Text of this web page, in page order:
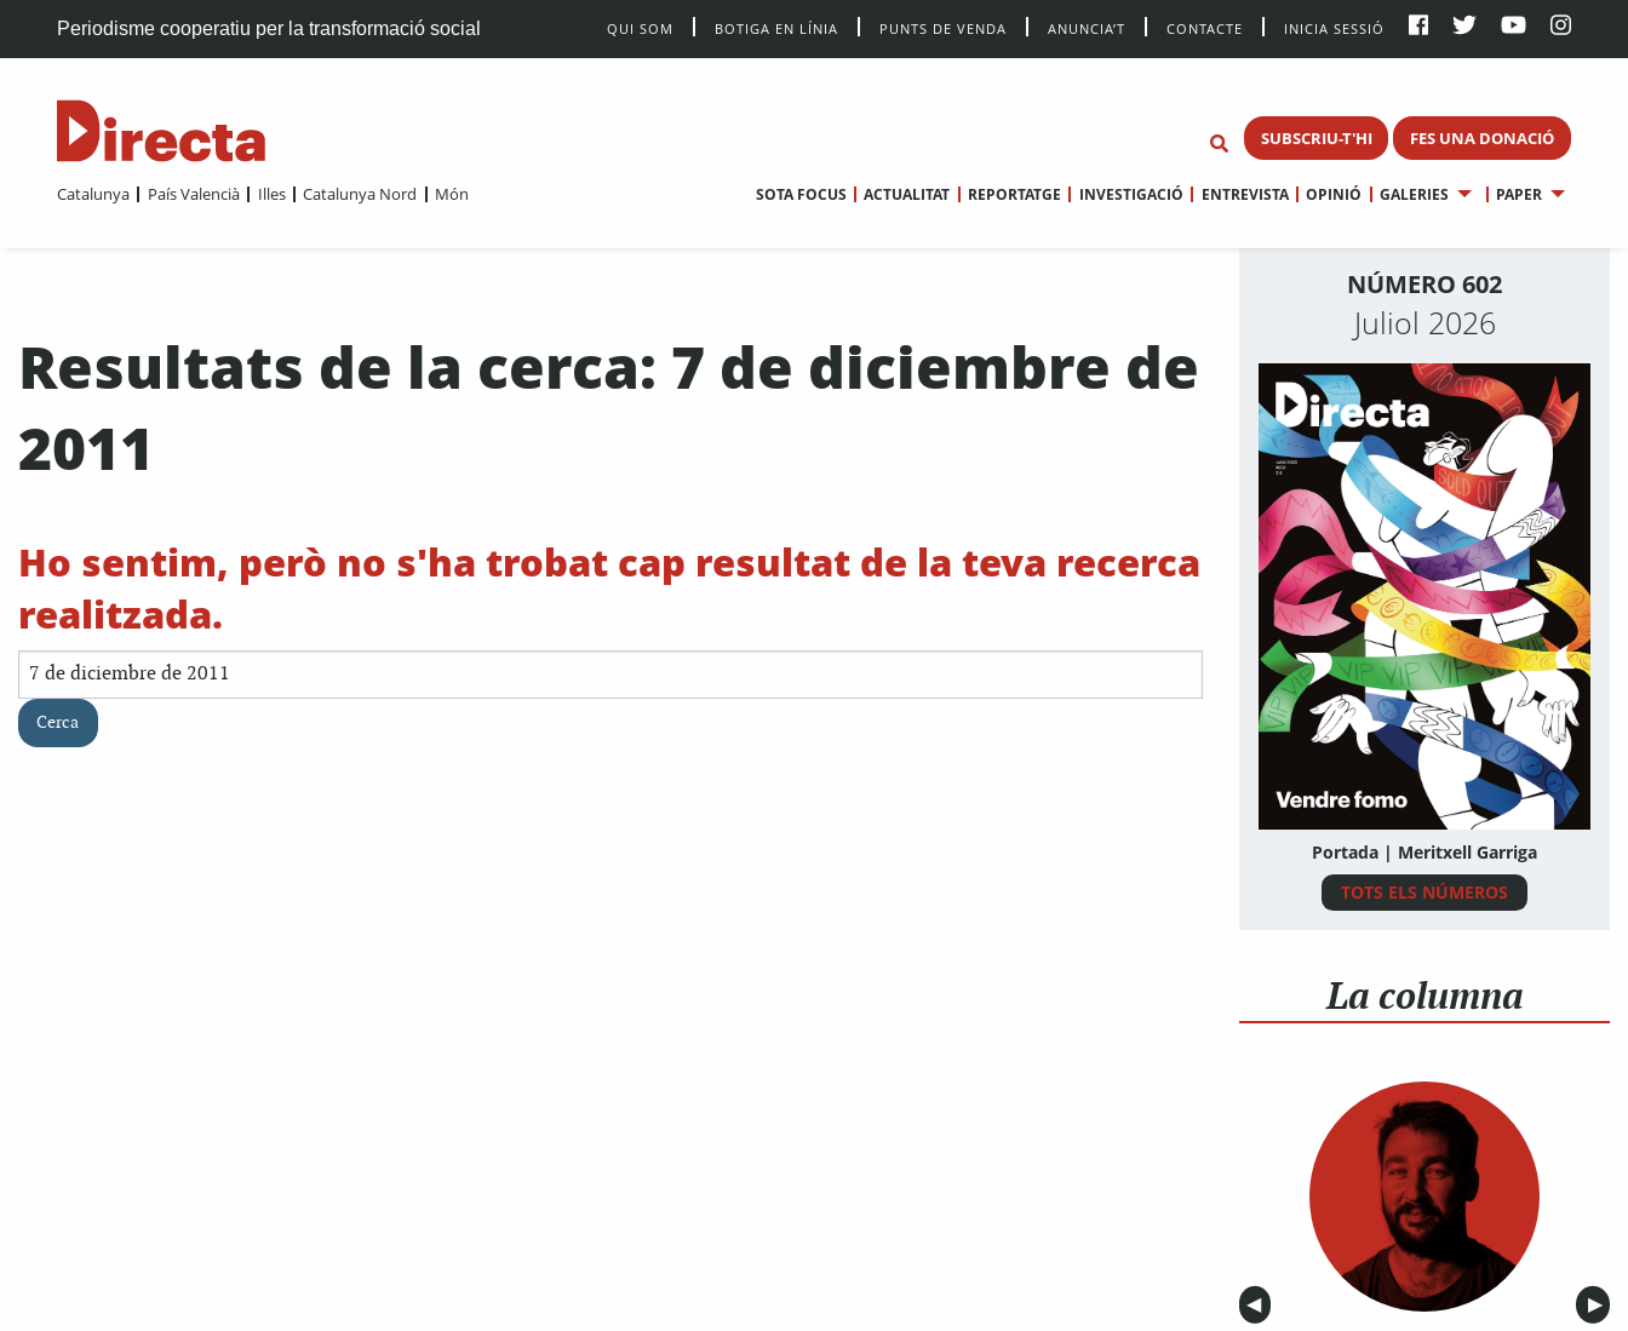
Periodisme cooperatiu per la transformació social QUI SOM BOTIGA EN LÍNIA PUNTS DE VENDA ANUNCIA’T CONTACTE INICIA SESSIÓ
SUBSCRIU-T'HI FES UNA DONACIÓ
Catalunya País Valencià Illes Catalunya Nord Món SOTA FOCUS ACTUALITAT REPORTATGE INVESTIGACIÓ ENTREVISTA OPINIÓ GALERIES PAPER
Resultats de la cerca: 7 de diciembre de
2011
Ho sentim, però no s'ha trobat cap resultat de la teva recerca
realitzada.
Cerca:
NÚMERO 602
Juliol 2026
Portada | Meritxell Garriga
TOTS ELS NÚMEROS
La columna
Anterior
◀︎ ▶︎